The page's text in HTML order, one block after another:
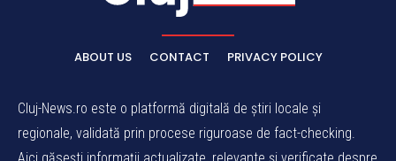
ABOUT US CONTACT PRIVACY POLICY
Cluj-News.ro este o platformă digitală de știri locale și
regionale, validată prin procese riguroase de fact-checking.